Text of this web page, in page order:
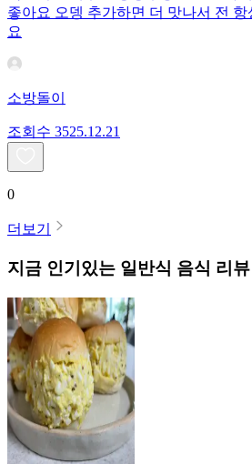
좋아요 오뎅 추가하면 더 맛나서 전 항
요
소방돌이
조회수 3525.12.21
0
더보기
지금 인기있는 일반식 음식 리뷰